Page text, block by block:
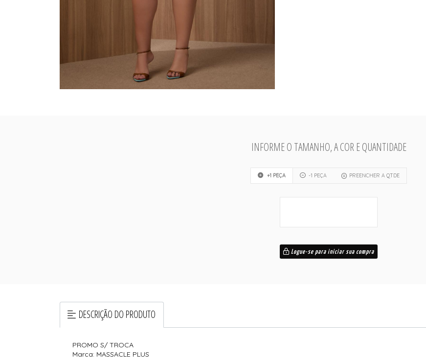
INFORME O TAMANHO, A COR E QUANTIDADE
+1 PEÇA -1 PEÇA PREENCHER A QTDE
Logue-se para iniciar sua compra
DESCRIÇÃO DO PRODUTO
PROMO S/ TROCA
Marca: MASSACLE PLUS